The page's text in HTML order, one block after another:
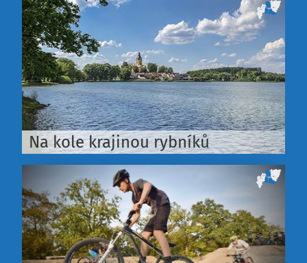
Na kole krajinou rybníků